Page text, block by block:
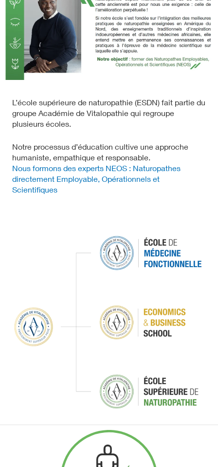
L’école supérieure de naturopathie (ESDN) fait partie du
groupe Académie de Vitalopathie qui regroupe
plusieurs écoles.
Notre processus d’éducation cultive une approche
humaniste, empathique et responsable.
Nous formons des experts NEOS : Naturopathes
directement Employable, Opérationnels et
Scientifiques